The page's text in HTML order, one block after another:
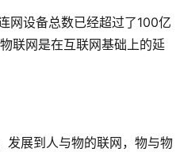
设备总数已经超过了100亿
联网是在互联网基础上的延
展到人与物的联网，物与物